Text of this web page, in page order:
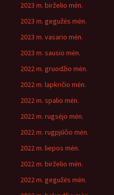
2023 m. birželio mėn.
2023 m. gegužės mėn.
2023 m. vasario mėn.
2023 m. sausio mėn.
2022 m. gruodžio mėn.
2022 m. lapkričio mėn.
2022 m. spalio mėn.
2022 m. rugsėjo mėn.
2022 m. rugpjūčio mėn.
2022 m. liepos mėn.
2022 m. birželio mėn.
2022 m. gegužės mėn.